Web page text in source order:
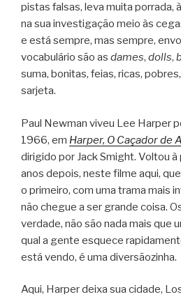
pistas falsas, leva muita porrada,
na sua investigação meio às
e está sempre, mas sempre,
vocabulário são as dames, dolls,
suma, bonitas, feias, ricas,
sarjeta.
Paul Newman viveu Lee Harper
1966, em Harper, O Caçador de
dirigido por Jack Smight. Voltou
anos depois, neste filme aqui,
o primeiro, com uma trama mais
não chegue a ser grande coisa.
verdade, não são nada mais que
qual a gente esquece
está vendo, é uma diversãozinha.
Aqui, Harper deixa sua cidade,